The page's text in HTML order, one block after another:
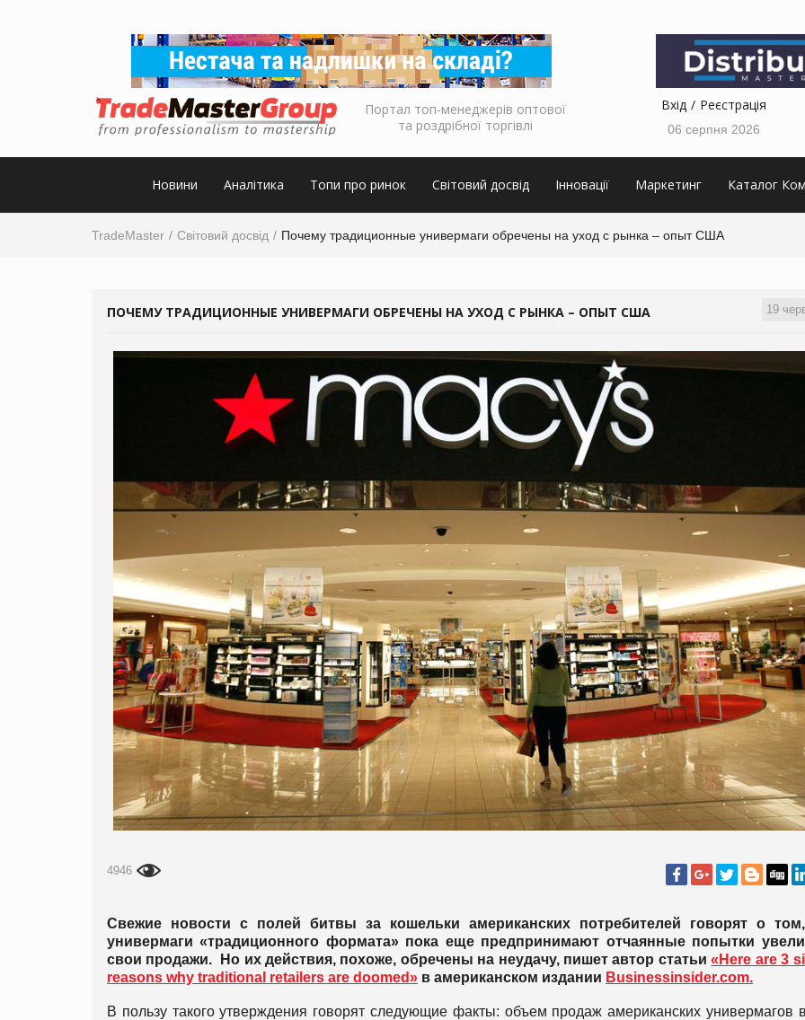
Портал топ-менеджерів оптової
та роздрібної торгівлі
Вхід Реєстрація
06 серпня 2026
Новини Аналітика Топи про ринок Світовий досвід Інновації Маркетинг Каталог
TradeMaster Світовий досвід Почему традиционные универмаги обречены на уход с рынка – опыт США
19
ПОЧЕМУ ТРАДИЦИОННЫЕ УНИВЕРМАГИ ОБРЕЧЕНЫ НА УХОД С РЫНКА – ОПЫТ США
4946
Свежие новости с полей битвы за кошельки американских потребителей говорят о
универмаги «традиционного формата» пока еще предпринимают отчаянные попытки
свои продажи. Но их действия, похоже, обречены на неудачу, пишет автор статьи«Here are 3
reasons why traditional retailers are doomed» в американском издании Businessinsider.com.
В пользу такого утверждения говорят следующие факты: объем продаж американских универмагов